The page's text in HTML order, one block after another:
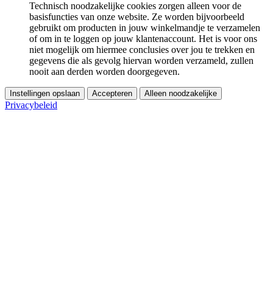
Technisch noodzakelijke cookies zorgen alleen voor de
basisfuncties van onze website. Ze worden bijvoorbeeld
gebruikt om producten in jouw winkelmandje te verzamelen
of om in te loggen op jouw klantenaccount. Het is voor ons
niet mogelijk om hiermee conclusies over jou te trekken en
gegevens die als gevolg hiervan worden verzameld, zullen
nooit aan derden worden doorgegeven.
Instellingen opslaan Accepteren Alleen noodzakelijke
Privacybeleid